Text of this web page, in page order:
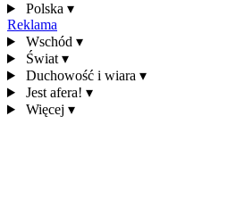
Polska ▾
Reklama
Wschód ▾
Świat ▾
Duchowość i wiara ▾
Jest afera! ▾
Więcej ▾